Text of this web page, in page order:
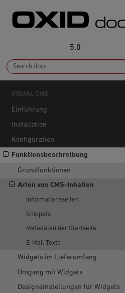
5.0
VISUAL CMS
Einführung
Installation
Konfiguration
Funktionsbeschreibung
Grundfunktionen
Arten von CMS-Inhalten
Informationsseiten
Snippets
Metadaten der Startseite
E-Mail Texte
Widgets im Lieferumfang
Umgang mit Widgets
Designeinstellungen für Widgets